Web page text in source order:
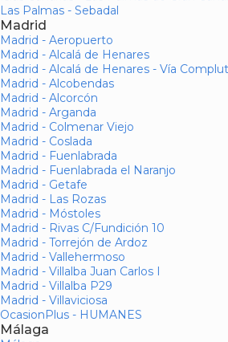
Las Palmas - Sebadal
Madrid
Madrid - Aeropuerto
Madrid - Alcalá de Henares
Madrid - Alcalá de Henares - Vía
Madrid - Alcobendas
Madrid - Alcorcón
Madrid - Arganda
Madrid - Colmenar Viejo
Madrid - Coslada
Madrid - Fuenlabrada
Madrid - Fuenlabrada el Naranjo
Madrid - Getafe
Madrid - Las Rozas
Madrid - Móstoles
Madrid - Rivas C/Fundición 10
Madrid - Torrejón de Ardoz
Madrid - Vallehermoso
Madrid - Villalba Juan Carlos I
Madrid - Villalba P29
Madrid - Villaviciosa
OcasionPlus - HUMANES
Málaga